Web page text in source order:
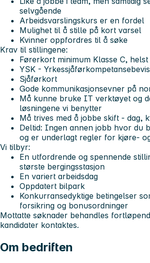
selvgående
Arbeidsvarslingskurs er en fordel
Mulighet til å stille på kort varsel
Kvinner oppfordres til å søke
Krav til stillingene:
Førerkort minimum Klasse C, helst
YSK - Yrkessjåførkompetansebevis
Sjåførkort
Gode kommunikasjonsevner på
Må kunne bruke IT verktøyet og
løsningene vi benytter
Må trives med å jobbe skift - dag,
Deltid: Ingen annen jobb hvor du
og er underlagt regler for kjøre-
Vi tilbyr:
En utfordrende og spennende
største bergingsstasjon
En variert arbeidsdag
Oppdatert bilpark
Konkurransedyktige betingelser
forsikring og bonusordninger
Mottatte søknader behandles
kandidater kontaktes.
Om bedriften